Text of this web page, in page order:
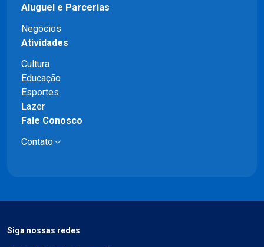
Aluguel e Parcerias
Negócios
Atividades
Cultura
Educação
Esportes
Lazer
Fale Conosco
Contato
Siga nossas redes